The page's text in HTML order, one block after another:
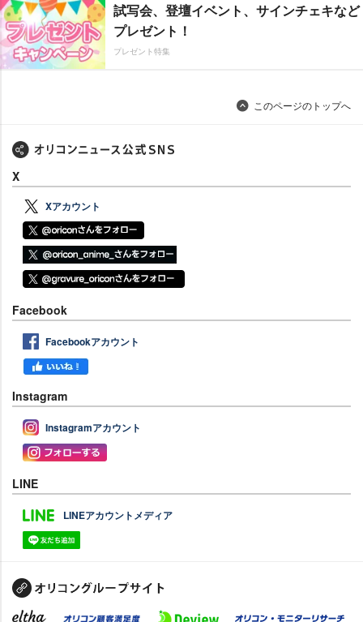
試写会、登壇イベント、サインチェキなど
プレゼント！
プレゼント特集
このページのトップへ
X
Xアカウント
Facebook
Facebookアカウント
Instagram
Instagramアカウント
LINE
LINEアカウントメディア